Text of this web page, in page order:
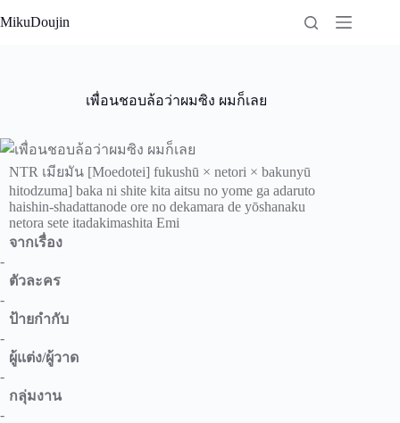
to
MikuDoujin
เพื่อนชอบล้อว่าผมซิง ผมก็เลย
NTR เมียมัน [Moedotei] fukushū × netori × bakunyū
hitodzuma] baka ni shite kita aitsu no yome ga adaruto
haishin-shadattanode ore no dekamara de yōshanaku
netora sete itadakimashita Emi
จากเรื่อง
-
ตัวละคร
-
ป้ายกำกับ
-
ผู้แต่ง/ผู้วาด
-
กลุ่มงาน
-